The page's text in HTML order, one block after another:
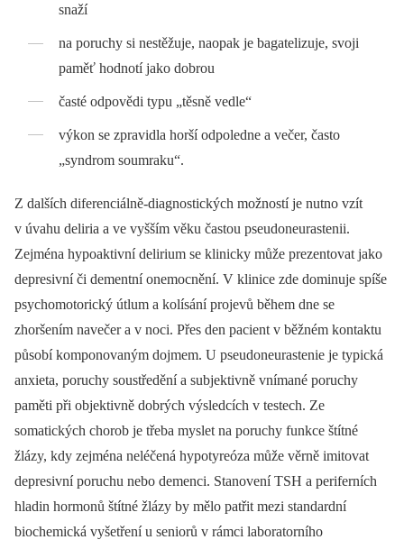
snaží
na poruchy si nestěžuje, naopak je bagatelizuje, svoji
paměť hodnotí jako dobrou
časté odpovědi typu „těsně vedle“
výkon se zpravidla horší odpoledne a večer, často
„syndrom soumraku“.
Z dalších diferenciálně-diagnostických možností je nutno vzít
v úvahu deliria a ve vyšším věku častou pseudoneurastenii.
Zejména hypoaktivní delirium se klinicky může prezentovat jako
depresivní či dementní onemocnění. V klinice zde dominuje spíše
psychomotorický útlum a kolísání projevů během dne se
zhoršením navečer a v noci. Přes den pacient v běžném kontaktu
působí komponovaným dojmem. U pseudoneurastenie je typická
anxieta, poruchy soustředění a subjektivně vnímané poruchy
paměti při objektivně dobrých výsledcích v testech. Ze
somatických chorob je třeba myslet na poruchy funkce štítné
žlázy, kdy zejména neléčená hypotyreóza může věrně imitovat
depresivní poruchu nebo demenci. Stanovení TSH a periferních
hladin hormonů štítné žlázy by mělo patřit mezi standardní
biochemická vyšetření u seniorů v rámci laboratorního